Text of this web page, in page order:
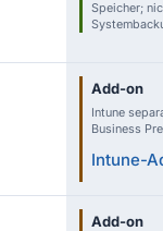
Speicher;
Add-on
Intune
Business
Intune-
Add-on